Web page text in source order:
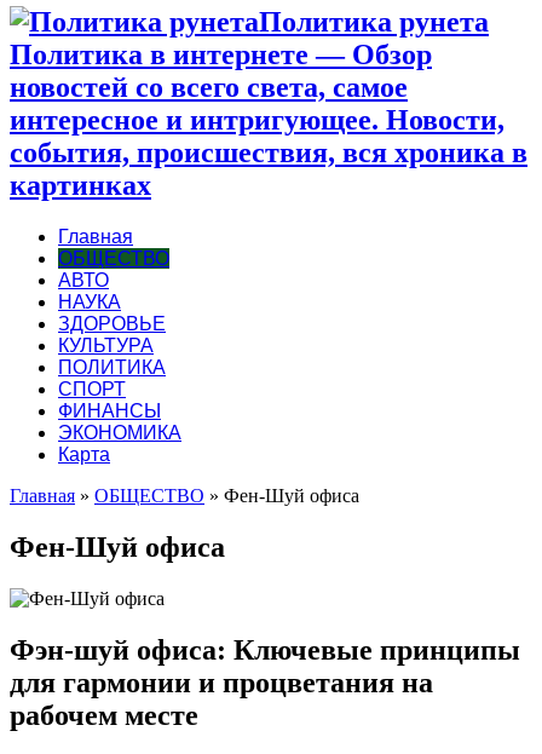
Политика рунета
Политика в интернете — Обзор
новостей со всего света, самое
интересное и интригующее. Новости,
события, происшествия, вся хроника в
картинках
Главная
ОБЩЕСТВО
АВТО
НАУКА
ЗДОРОВЬЕ
КУЛЬТУРА
ПОЛИТИКА
СПОРТ
ФИНАНСЫ
ЭКОНОМИКА
Карта
Главная » ОБЩЕСТВО » Фен-Шуй офиса
Фен-Шуй офиса
Фэн-шуй офиса: Ключевые принципы
для гармонии и процветания на
рабочем месте